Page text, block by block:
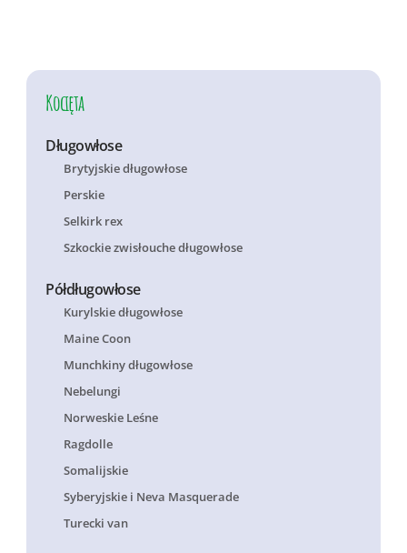
Kocięta
Długowłose
Brytyjskie długowłose
Perskie
Selkirk rex
Szkockie zwisłouche długowłose
Półdługowłose
Kurylskie długowłose
Maine Coon
Munchkiny długowłose
Nebelungi
Norweskie Leśne
Ragdolle
Somalijskie
Syberyjskie i Neva Masquerade
Turecki van